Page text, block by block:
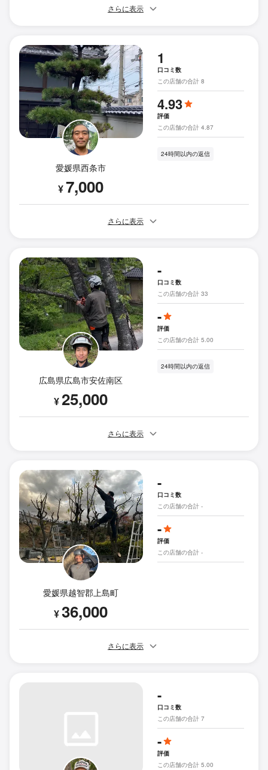
さらに表示
愛媛県西条市
¥7,000
1
口コミ数
この店舗の合計 8
4.93
評価
この店舗の合計 4.87
24時間以内の返信
さらに表示
広島県広島市安佐南区
¥25,000
-
口コミ数
この店舗の合計 33
-
評価
この店舗の合計 5.00
24時間以内の返信
さらに表示
愛媛県越智郡上島町
¥36,000
-
口コミ数
この店舗の合計 -
-
評価
この店舗の合計 -
さらに表示
-
口コミ数
この店舗の合計 7
-
評価
この店舗の合計 5.00